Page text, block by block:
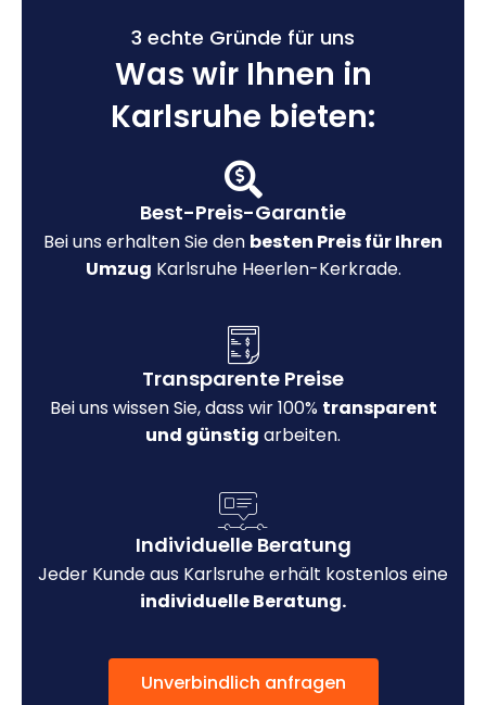
3 echte Gründe für uns
Was wir Ihnen in
Karlsruhe bieten:
Best-Preis-Garantie
Bei uns erhalten Sie den besten Preis für Ihren
Umzug Karlsruhe Heerlen-Kerkrade.
Transparente Preise
Bei uns wissen Sie, dass wir 100% transparent
und günstig arbeiten.
Individuelle Beratung
Jeder Kunde aus Karlsruhe erhält kostenlos eine
individuelle Beratung.
Unverbindlich anfragen